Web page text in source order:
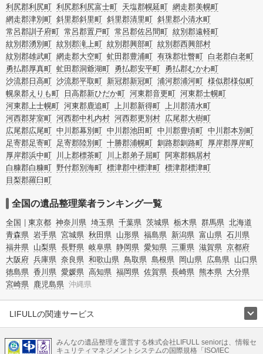
利尻郡利尻町 利尻郡利尻富士町 天塩郡幌延町 網走郡美幌町
網走郡津別町 斜里郡斜里町 斜里郡清里町 斜里郡小清水町
常呂郡訓子府町 常呂郡置戸町 常呂郡佐呂間町 紋別郡遠軽町
紋別郡湧別町 紋別郡滝上町 紋別郡興部町 紋別郡西興部村
紋別郡雄武町 網走郡大空町 虻田郡豊浦町 有珠郡壮瞥町 白老郡白老町
勇払郡厚真町 虻田郡洞爺湖町 勇払郡安平町 勇払郡むかわ町
沙流郡日高町 沙流郡平取町 新冠郡新冠町 浦河郡浦河町 様似郡様似町
幌泉郡えりも町
日高郡新ひだか町 河東郡音更町 河東郡士幌町
河東郡上士幌町 河東郡鹿追町 上川郡新得町 上川郡清水町
河西郡芽室町 河西郡中札内村 河西郡更別村 広尾郡大樹町
広尾郡広尾町 中川郡幕別町 中川郡池田町 中川郡豊頃町 中川郡本別町
足寄郡足寄町 足寄郡陸別町 十勝郡浦幌町 釧路郡釧路町 厚岸郡厚岸町
厚岸郡浜中町
川上郡標茶町 川上郡弟子屈町 阿寒郡鶴居村
白糠郡白糠町 野付郡別海町 標津郡中標津町 標津郡標津町
目梨郡羅臼町
全国の遺品整理業者ランキング一覧
全国 東京都 神奈川県 埼玉県 千葉県 茨城県 栃木県 群馬県 北海道
青森県 岩手県 宮城県 秋田県 山形県 福島県 新潟県 富山県 石川県
福井県 山梨県 長野県 岐阜県 静岡県 愛知県 三重県 滋賀県 京都府
大阪府 兵庫県 奈良県 和歌山県 鳥取県 島根県 岡山県 広島県 山口県
徳島県 香川県 愛媛県 高知県 福岡県 佐賀県 長崎県 熊本県 大分県
宮崎県 鹿児島県 沖縄県
LIFULLの関連サービス
不動産・住宅
引越し 老人ホーム 地方創生 ママの就労支援
みんなの遺品整理を運営する株式会社LIFULL seniorは、情報セ
キュリティマネジメントシステムの国際規格「ISO/IEC